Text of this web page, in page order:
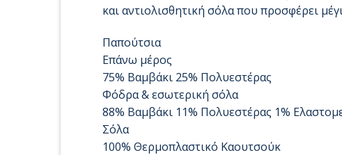
και αντιολισθητική σόλα που προσφέρει
Παπούτσια
Επάνω μέρος
75% Βαμβάκι 25% Πολυεστέρας
Φόδρα & εσωτερική σόλα
88% Βαμβάκι 11% Πολυεστέρας 1%
Σόλα
100% Θερμοπλαστικό Καουτσούκ